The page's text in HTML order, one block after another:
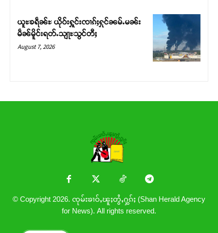
ယူႊၶရဵၼ်ႊ ယိုဝ်းႁူင်းၸၢၵ်ႈႁုင်ၼမ်ႉမၼ်း
မဵၼ်မိူင်းရတ်ႉသျႃႊသွင်တီႈ
August 7, 2026
© Copyright 2026. ၸုမ်းၶၢဝ်ႇၽူႈတွႆႇႁွၵ်ႈ (Shan Herald Agency
for News). All rights reserved.